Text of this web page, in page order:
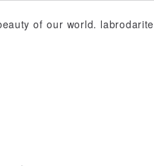
of our world. labrodarite